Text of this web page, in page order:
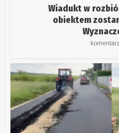
Wiadukt w
obiektem